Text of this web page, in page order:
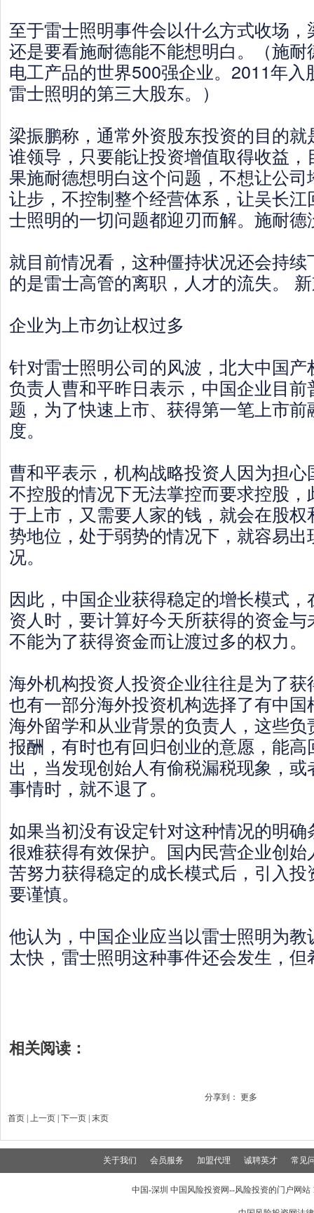
至于雷士照明事件会以什么方式收场
还是要看施耐德能不能想明白。（施
电工产品的世界500强企业。2011年入
雷士照明的第三大股东。）
梁振鹏称，通常外资股东投资的目的
谁领导，只要能让投资增值取得收益
果施耐德想明白这个问题，不想让公
让步，不控制整个经营体系，让吴长
士照明的一切问题都迎刃而解。施耐
就目前情况看，这种僵持状况还会持
的是雷士高管的离职，人才的流失。
企业为上市勿让权过多
针对雷士照明公司的风波，北大中国
负责人曹和平昨日表示，中国企业目
题，为了快速上市、获得第一笔上市
度。
曹和平表示，机构战略投资人因为担
不控股的情况下无法掌控而要求控股
于上市，又需要人家的钱，就会在股
势地位，处于弱势的情况下，就容易
况。
因此，中国企业获得稳定的增长模式
资人时，要计算好今天所获得的资金
不能为了获得资金而让渡过多的权力。
海外机构投资人投资企业往往是为了
也有一部分海外投资机构选择了有中
海外留学和从业背景的负责人，这些
报酬，有时也有回归创业的意愿，能
出，当发现创始人有偷税漏税现象，
事情时，就不退了。
如果当初没有设定针对这种情况的明
很难获得有效保护。国内民营企业创
苦努力获得稳定的成长模式后，引入
要谨慎。
他认为，中国企业应当以雷士照明为
太快，雷士照明这种事件还会发生，
相关阅读：
分享到： 更多
首页 上一页 | 下一页 | 末页
关于我们 会员服务 加盟代理 诚聘英才 常见
中国-深圳 中国风险投资网--风险投资的门户网